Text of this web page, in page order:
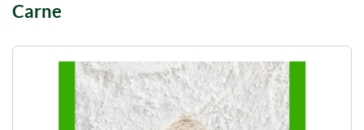
Carne